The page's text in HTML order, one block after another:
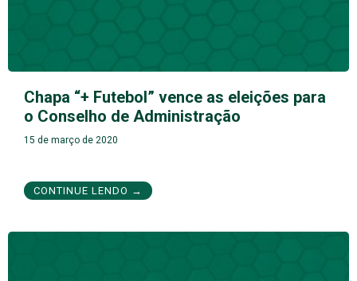
Chapa “+ Futebol” vence as eleições para
o Conselho de Administração
15 de março de 2020
CONTINUE LENDO →